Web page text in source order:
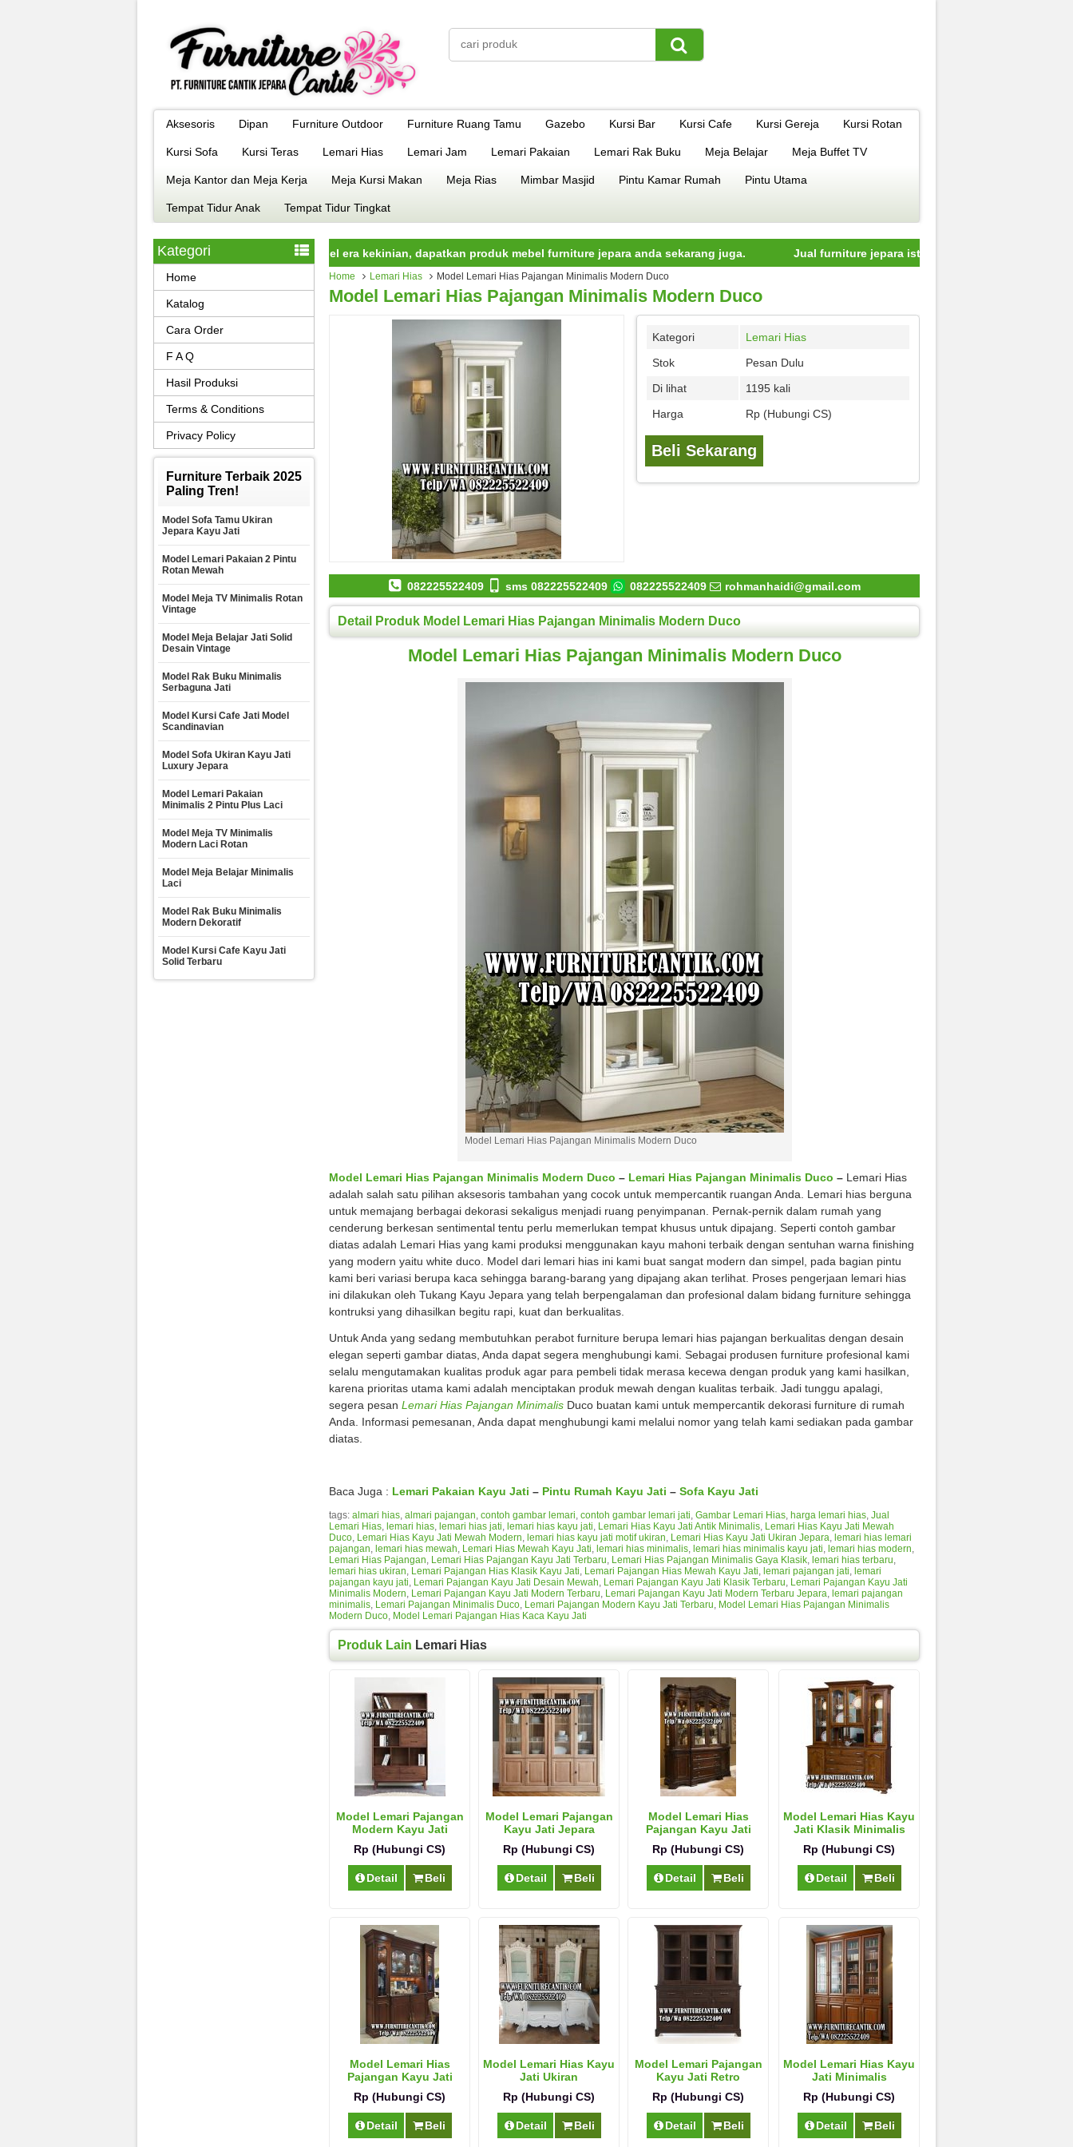
Aksesoris Dipan Furniture Outdoor Furniture Ruang Tamu Gazebo Kursi Bar Kursi Cafe Kursi Gereja Kursi Rotan
Kursi Sofa Kursi Teras Lemari Hias Lemari Jam Lemari Pakaian Lemari Rak Buku Meja Belajar Meja Buffet TV
Meja Kantor dan Meja Kerja Meja Kursi Makan Meja Rias Mimbar Masjid Pintu Kamar Rumah Pintu Utama
Tempat Tidur Anak Tempat Tidur Tingkat
jepara istimewa dengan kualitas terbaik model era kekinian, dapatkan produk mebel furniture jepara anda sekarang juga. Jual furniture jepara istimewa dengan kualitas terbaik
Home Lemari Hias Model Lemari Hias Pajangan Minimalis Modern Duco
Model Lemari Hias Pajangan Minimalis Modern Duco
Kategori
Lemari Hias
Stok
Pesan Dulu
Di lihat
1195 kali
Harga
Rp (Hubungi CS)
Beli Sekarang
082225522409 sms 082225522409 082225522409 rohmanhaidi@gmail.com
Detail Produk Model Lemari Hias Pajangan Minimalis Modern Duco
Model Lemari Hias Pajangan Minimalis Modern Duco
Model Lemari Hias Pajangan Minimalis Modern Duco
Model Lemari Hias Pajangan Minimalis Modern Duco – Lemari Hias Pajangan Minimalis Duco – Lemari Hias
adalah salah satu pilihan aksesoris tambahan yang cocok untuk mempercantik ruangan Anda. Lemari hias berguna
untuk memajang berbagai dekorasi sekaligus menjadi ruang penyimpanan. Pernak-pernik dalam rumah yang
cenderung berkesan sentimental tentu perlu memerlukan tempat khusus untuk dipajang. Seperti contoh gambar
diatas adalah Lemari Hias yang kami produksi menggunakan kayu mahoni terbaik dengan sentuhan warna finishing
yang modern yaitu white duco. Model dari lemari hias ini kami buat sangat modern dan simpel, pada bagian pintu
kami beri variasi berupa kaca sehingga barang-barang yang dipajang akan terlihat. Proses pengerjaan lemari hias
ini dilakukan oleh Tukang Kayu Jepara yang telah berpengalaman dan profesional dalam bidang furniture sehingga
kontruksi yang dihasilkan begitu rapi, kuat dan berkualitas.
Untuk Anda yang sedang membutuhkan perabot furniture berupa lemari hias pajangan berkualitas dengan desain
elegan seperti gambar diatas, Anda dapat segera menghubungi kami. Sebagai produsen furniture profesional kami
selalu mengutamakan kualitas produk agar para pembeli tidak merasa kecewa dengan produk yang kami hasilkan,
karena prioritas utama kami adalah menciptakan produk mewah dengan kualitas terbaik. Jadi tunggu apalagi,
segera pesan Lemari Hias Pajangan Minimalis Duco buatan kami untuk mempercantik dekorasi furniture di rumah
Anda. Informasi pemesanan, Anda dapat menghubungi kami melalui nomor yang telah kami sediakan pada gambar
diatas.
Baca Juga : Lemari Pakaian Kayu Jati – Pintu Rumah Kayu Jati – Sofa Kayu Jati
tags: almari hias, almari pajangan, contoh gambar lemari, contoh gambar lemari jati, Gambar Lemari Hias, harga lemari hias, Jual
Lemari Hias, lemari hias, lemari hias jati, lemari hias kayu jati, Lemari Hias Kayu Jati Antik Minimalis, Lemari Hias Kayu Jati Mewah
Duco, Lemari Hias Kayu Jati Mewah Modern, lemari hias kayu jati motif ukiran, Lemari Hias Kayu Jati Ukiran Jepara, lemari hias lemari
pajangan, lemari hias mewah, Lemari Hias Mewah Kayu Jati, lemari hias minimalis, lemari hias minimalis kayu jati, lemari hias modern,
Lemari Hias Pajangan, Lemari Hias Pajangan Kayu Jati Terbaru, Lemari Hias Pajangan Minimalis Gaya Klasik, lemari hias terbaru,
lemari hias ukiran, Lemari Pajangan Hias Klasik Kayu Jati, Lemari Pajangan Hias Mewah Kayu Jati, lemari pajangan jati, lemari
pajangan kayu jati, Lemari Pajangan Kayu Jati Desain Mewah, Lemari Pajangan Kayu Jati Klasik Terbaru, Lemari Pajangan Kayu Jati
Minimalis Modern, Lemari Pajangan Kayu Jati Modern Terbaru, Lemari Pajangan Kayu Jati Modern Terbaru Jepara, lemari pajangan
minimalis, Lemari Pajangan Minimalis Duco, Lemari Pajangan Modern Kayu Jati Terbaru, Model Lemari Hias Pajangan Minimalis
Modern Duco, Model Lemari Pajangan Hias Kaca Kayu Jati
Produk Lain Lemari Hias
Model Lemari Pajangan
Modern Kayu Jati
Rp (Hubungi CS)
Detail Beli
Model Lemari Pajangan
Kayu Jati Jepara
Rp (Hubungi CS)
Detail Beli
Model Lemari Hias
Pajangan Kayu Jati
Rp (Hubungi CS)
Detail Beli
Model Lemari Hias Kayu
Jati Klasik Minimalis
Rp (Hubungi CS)
Detail Beli
Model Lemari Hias
Pajangan Kayu Jati
Rp (Hubungi CS)
Detail Beli
Model Lemari Hias Kayu
Jati Ukiran
Rp (Hubungi CS)
Detail Beli
Model Lemari Pajangan
Kayu Jati Retro
Rp (Hubungi CS)
Detail Beli
Model Lemari Hias Kayu
Jati Minimalis
Rp (Hubungi CS)
Detail Beli
Kategori
Home
Katalog
Cara Order
F A Q
Hasil Produksi
Terms & Conditions
Privacy Policy
Furniture Terbaik 2025
Paling Tren!
Model Sofa Tamu Ukiran
Jepara Kayu Jati
Model Lemari Pakaian 2 Pintu
Rotan Mewah
Model Meja TV Minimalis Rotan
Vintage
Model Meja Belajar Jati Solid
Desain Vintage
Model Rak Buku Minimalis
Serbaguna Jati
Model Kursi Cafe Jati Model
Scandinavian
Model Sofa Ukiran Kayu Jati
Luxury Jepara
Model Lemari Pakaian
Minimalis 2 Pintu Plus Laci
Model Meja TV Minimalis
Modern Laci Rotan
Model Meja Belajar Minimalis
Laci
Model Rak Buku Minimalis
Modern Dekoratif
Model Kursi Cafe Kayu Jati
Solid Terbaru